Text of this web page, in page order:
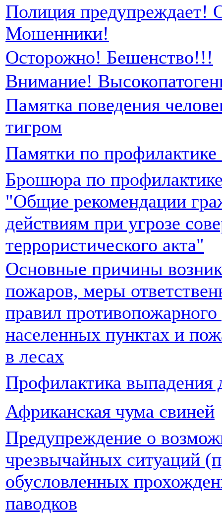
Полиция предупреждает!
Мошенники!
Осторожно! Бешенство!!!
Внимание!
Памятка поведения
тигром
Памятки по
Брошюра по
"Общие рекомендации
действиям при угрозе
террористического акта"
Основные причины
пожаров, меры
правил
населенных пунктах и
в лесах
Профилактика выпадения
Африканская чума свиней
Предупреждение о
чрезвычайных ситуаций
обусловленных
паводков